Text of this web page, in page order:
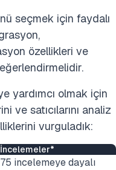
seçmek için faydalı
özellikleri ve
yardımcı olmak için
ve satıcılarını analiz
vurguladık:
İncelemeler*
75 incelemeye dayalı